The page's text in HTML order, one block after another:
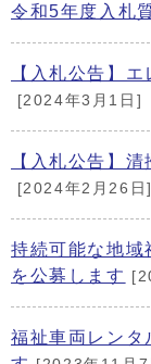
令和5年度入札
【入札公告】
[2024年3月1日]
【入札公告】
[2024年2月26日]
持続可能な地域
を公募します
福祉車両レンタ